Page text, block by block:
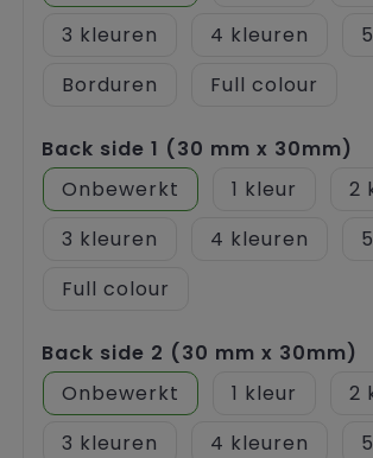
3
4
5
Borduren
Full colour
Back side 1 (30 mm x 30mm)
Onbewerkt
1
2
3
4
5
Full colour
Back side 2 (30 mm x 30mm)
Onbewerkt
1
2
3
4
5